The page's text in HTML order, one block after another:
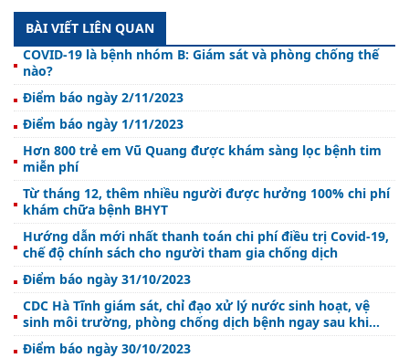
BÀI VIẾT LIÊN QUAN
COVID-19 là bệnh nhóm B: Giám sát và phòng chống thế
nào?
Điểm báo ngày 2/11/2023
Điểm báo ngày 1/11/2023
Hơn 800 trẻ em Vũ Quang được khám sàng lọc bệnh tim
miễn phí
Từ tháng 12, thêm nhiều người được hưởng 100% chi phí
khám chữa bệnh BHYT
Hướng dẫn mới nhất thanh toán chi phí điều trị Covid-19,
chế độ chính sách cho người tham gia chống dịch
Điểm báo ngày 31/10/2023
CDC Hà Tĩnh giám sát, chỉ đạo xử lý nước sinh hoạt, vệ
sinh môi trường, phòng chống dịch bệnh ngay sau khi
nước lũ rút tại Hương Khê
Điểm báo ngày 30/10/2023